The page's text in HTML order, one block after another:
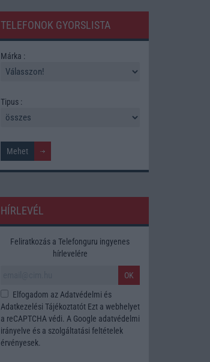
TELEFONOK GYORSLISTA
Márka :
Tipus :
HÍRLEVÉL
Feliratkozás a Telefonguru ingyenes
hírlevelére
OK
Elfogadom az Adatvédelmi és
Adatkezelési TájékoztatótEzt a webhelyet
a reCAPTCHA védi. A Google adatvédelmi
irányelve és a szolgáltatási feltételek
érvényesek.